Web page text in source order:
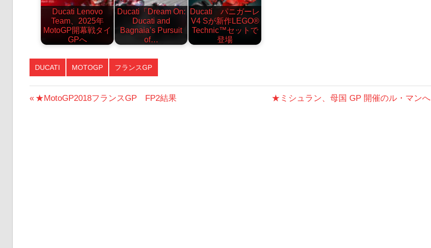
Ducati Lenovo
Team、2025年
MotoGP開幕戦タイ
GPへ
Ducati「Dream On:
Ducati and
Bagnaia’s Pursuit
of…
Ducati パニガーレ
V4 Sが新作LEGO®
Technic™セットで
登場
DUCATI MOTOGP フランスGP
投
前
★MotoGP2018フランスGP FP2結果
次
★ミシュラン、母国 GP 開催のル・マンへ